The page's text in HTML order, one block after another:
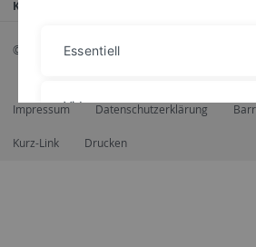
Kontaktinfo
© 2026 Eberhard Karls Universität Tübingen,
Impressum Datenschutzerklärung
Kurz-Link Drucken
Essentiell
Videos